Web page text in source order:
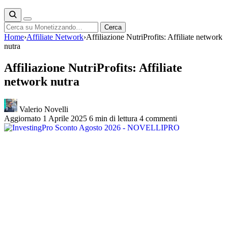
Cerca Cerca
Home›Affiliate Network›Affiliazione NutriProfits: Affiliate network
nutra
Affiliazione NutriProfits: Affiliate
network nutra
Valerio Novelli
Aggiornato 1 Aprile 2025 6 min di lettura 4 commenti